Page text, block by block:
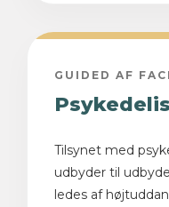
GUIDED AF
Tilsynet med
udbyder til
ledes af